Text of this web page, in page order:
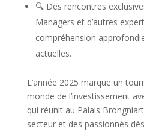
🔍 Des rencontres
Managers et d’autres
compréhension
actuelles.
L’année 2025 marque un
monde de l’investissement
qui réunit au Palais
secteur et des passionnés